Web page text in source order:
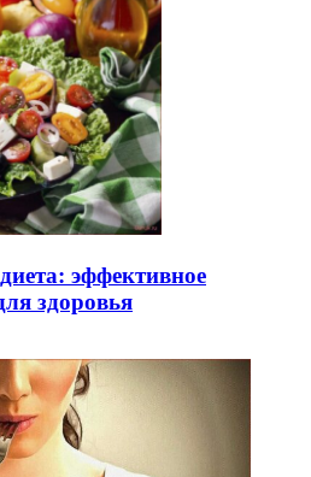
эффективное
здоровья